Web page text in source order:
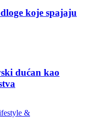
koje spajaju
dućan kao
&